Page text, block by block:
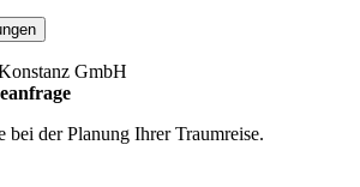
GmbH
bei der Planung Ihrer Traumreise.